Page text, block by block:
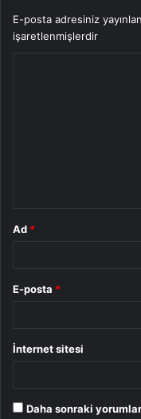
E-posta adresiniz
işaretlenmişlerdir
Ad *
E-posta *
İnternet sitesi
Daha sonraki